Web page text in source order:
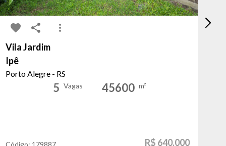
Vila Jardim
Ipê
Porto Alegre - RS
5 Vagas 45600 m²
Código: 179887 R$ 640.000